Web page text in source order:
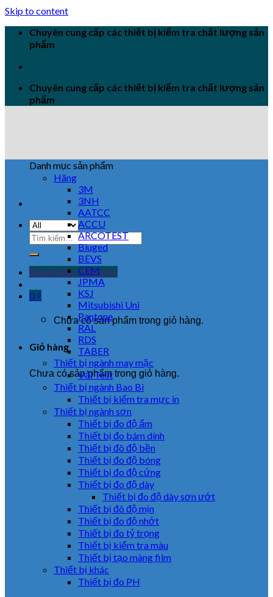
Skip to content
Chuyên cung cấp các thiết bị kiểm tra chất lượng sản
phẩm
Chuyên cung cấp các thiết bị kiểm tra chất lượng sản
phẩm
Đăng nhập / Đăng ký
0 ₫
Chưa có sản phẩm trong giỏ hàng.
Giỏ hàng
Chưa có sản phẩm trong giỏ hàng.
Danh mục sản phẩm
Hãng
3M
3NH
AATCC
ACCU
ARCOTEST
Biuged
BEVS
CEM
JPMA
KSJ
Mitsubishi Uni
Pantone
RAL
RDS
TABER
Thiết bị ngành may mặc
Vải Test
Thiết bị ngành Bao Bì
Thiết bị kiểm tra mực in
Thiết bị ngành sơn
Thiết bị đo độ ẩm
Thiết bị đo bám dính
Thiết bị đô độ bền
Thiết bị đo độ bóng
Thiết bị đo độ cứng
Thiết bị đo độ dày
Thiết bị đo độ dày sơn ướt
Thiết bị đô độ mịn
Thiết bị đo độ nhớt
Thiết bị đo tỷ trọng
Thiết bị kiểm tra màu
Thiết bị tạo màng film
Thiết bị khác
Thiết bị đo PH